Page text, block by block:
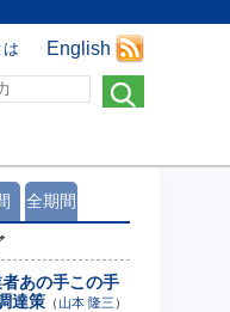
English
全期間
あの手この手
達策 （山本 隆三 ）